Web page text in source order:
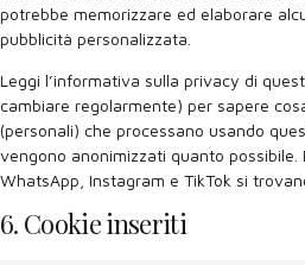
potrebbe memorizzare ed elaborare
pubblicità personalizzata.
Leggi l’informativa sulla privacy di
cambiare regolarmente) per sapere
(personali) che processano usando
vengono anonimizzati quanto possibile.
WhatsApp, Instagram e TikTok si
6. Cookie inseriti